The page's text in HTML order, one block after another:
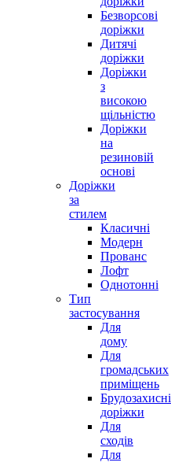
Безворсові
доріжки
Дитячі
доріжки
Доріжки
з
високою
щільністю
Доріжки
на
резиновій
основі
Доріжки
за
стилем
Класичні
Модерн
Прованс
Лофт
Однотонні
Тип
застосування
Для
дому
Для
громадських
приміщень
Брудозахисні
доріжки
Для
сходів
Для